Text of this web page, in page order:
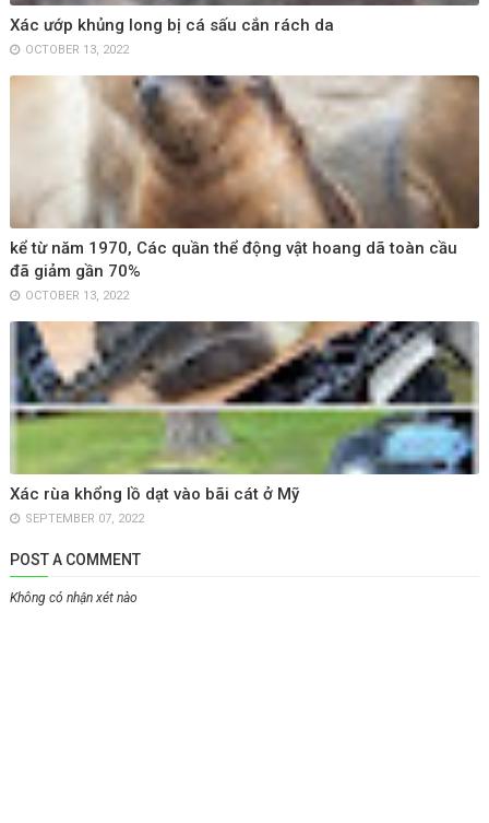
Xác ướp khủng long bị cá sấu cắn rách da
OCTOBER 13, 2022
kể từ năm 1970, Các quần thể động vật hoang dã toàn cầu
đã giảm gần 70%
OCTOBER 13, 2022
Xác rùa khổng lồ dạt vào bãi cát ở Mỹ
SEPTEMBER 07, 2022
POST A COMMENT
Không có nhận xét nào